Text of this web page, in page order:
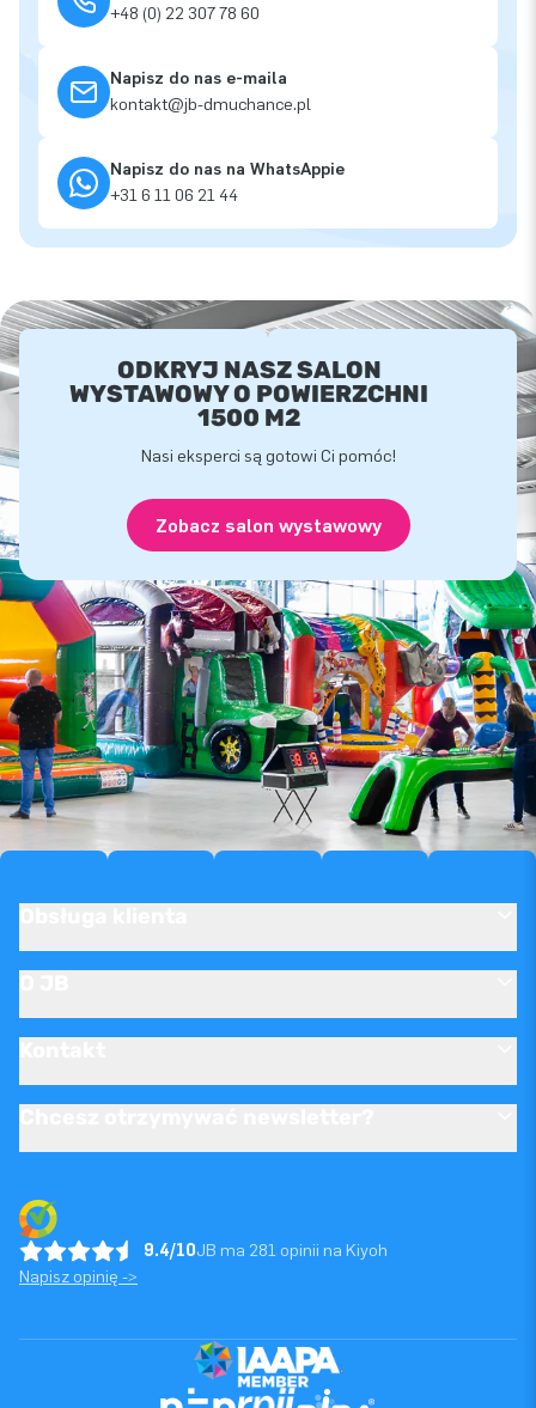
+48 (0) 22 307 78 60
Napisz do nas e-maila
kontakt@jb-dmuchance.pl
Napisz do nas na WhatsAppie
+31 6 11 06 21 44
ODKRYJ NASZ SALON
WYSTAWOWY O POWIERZCHNI
1500 M2
Nasi eksperci są gotowi Ci pomóc!
Zobacz salon wystawowy
9.4/10JB ma 281 opinii na Kiyoh
Napisz opinię ->